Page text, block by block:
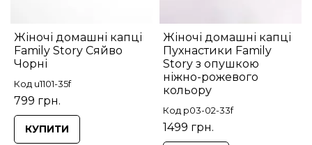
Жіночі домашні капці
Family Story Сяйво
Чорні
Код u1101-35f
799 грн.
КУПИТИ
Жіночі домашні капці
Пухнастики Family
Story з опушкою
ніжно-рожевого
кольору
Код p03-02-33f
1499 грн.